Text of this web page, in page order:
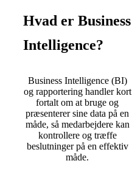
Hvad er Business
Intelligence?
Business Intelligence (BI)
og rapportering handler kort
fortalt om at bruge og
præsenterer sine data på en
måde, så medarbejdere kan
kontrollere og træffe
beslutninger på en effektiv
måde.